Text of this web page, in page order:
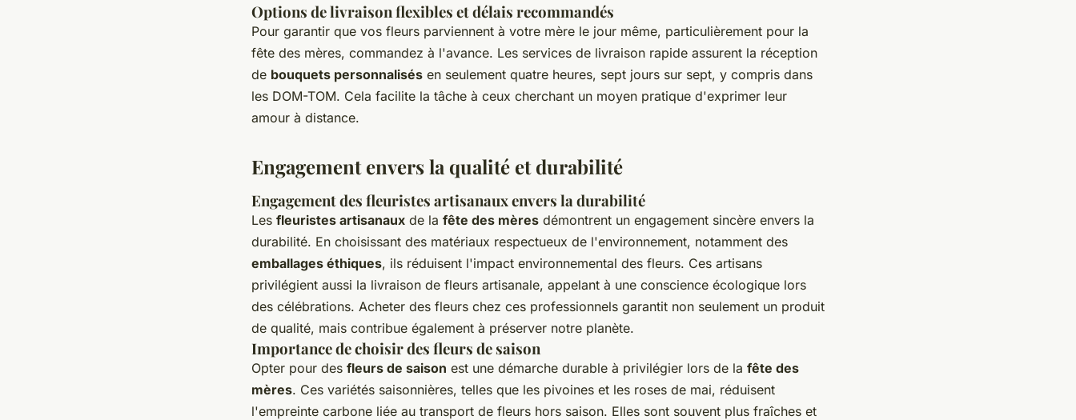
Options de livraison flexibles et délais recommandés
Pour garantir que vos fleurs parviennent à votre mère le jour même, particulièrement pour la
fête des mères, commandez à l'avance. Les services de livraison rapide assurent la réception
de bouquets personnalisés en seulement quatre heures, sept jours sur sept, y compris dans
les DOM-TOM. Cela facilite la tâche à ceux cherchant un moyen pratique d'exprimer leur
amour à distance.
Engagement envers la qualité et durabilité
Engagement des fleuristes artisanaux envers la durabilité
Les fleuristes artisanaux de la fête des mères démontrent un engagement sincère envers la
durabilité. En choisissant des matériaux respectueux de l'environnement, notamment des
emballages éthiques, ils réduisent l'impact environnemental des fleurs. Ces artisans
privilégient aussi la livraison de fleurs artisanale, appelant à une conscience écologique lors
des célébrations. Acheter des fleurs chez ces professionnels garantit non seulement un produit
de qualité, mais contribue également à préserver notre planète.
Importance de choisir des fleurs de saison
Opter pour des fleurs de saison est une démarche durable à privilégier lors de la fête des
mères. Ces variétés saisonnières, telles que les pivoines et les roses de mai, réduisent
l'empreinte carbone liée au transport de fleurs hors saison. Elles sont souvent plus fraîches et